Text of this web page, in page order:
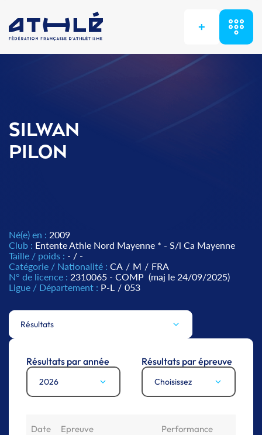
+
SILWAN
PILON
Né(e) en : 2009
Club : Entente Athle Nord Mayenne * - S/l Ca Mayenne
Taille / poids : - / -
Catégorie / Nationalité : CA / M / FRA
N° de licence : 2310065 - COMP (maj le 24/09/2025)
Ligue / Département : P-L / 053
Résultats
Résultats par année
2026
Résultats par épreuve
Choisissez
Date Epreuve Performance